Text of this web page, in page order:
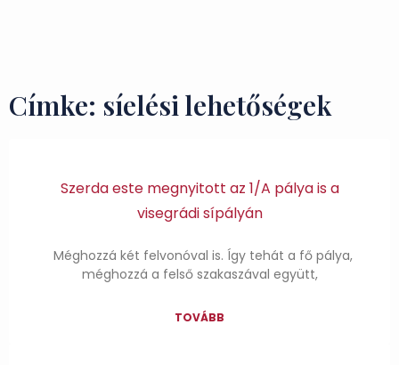
Címke: síelési lehetőségek
Szerda este megnyitott az 1/A pálya is a
visegrádi sípályán
Méghozzá két felvonóval is. Így tehát a fő pálya,
méghozzá a felső szakaszával együtt,
TOVÁBB